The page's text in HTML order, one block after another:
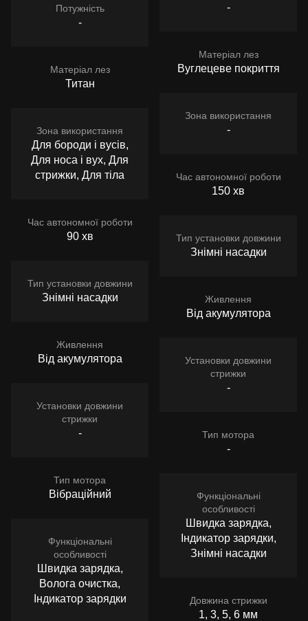
Потужність
-
Матеріал лез
Титан
Зона використання
Для бороди і вусів,
Для носа і вух, Для
стрижки, Для тіла
Час автономної роботи
90 хв
Тип установки довжини
Знімні насадки
Живлення
Від акумулятора
Установки довжини
стрижки
-
Тип мотора
Вібраційний
Функціональні
особливості
Швидка зарядка,
Волога очистка,
Індикатор зарядки
-
Матеріал лез
Вуглецеве покриття
Зона використання
-
Час автономної роботи
150 хв
Тип установки довжини
Знімні насадки
Живлення
Від акумулятора
Установки довжини
стрижки
-
Тип мотора
-
Функціональні
особливості
Швидка зарядка,
Індикатор зарядки,
Знімні насадки
Довжина стрижки
1, 3, 5, 6 мм